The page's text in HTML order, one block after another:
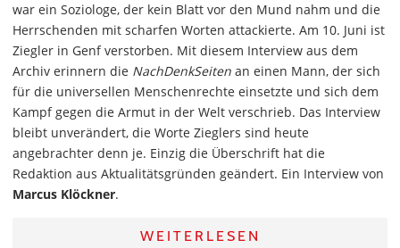
war ein Soziologe, der kein Blatt vor den Mund nahm und die
Herrschenden mit scharfen Worten attackierte. Am 10. Juni ist
Ziegler in Genf verstorben. Mit diesem Interview aus dem
Archiv erinnern die NachDenkSeiten an einen Mann, der sich
für die universellen Menschenrechte einsetzte und sich dem
Kampf gegen die Armut in der Welt verschrieb. Das Interview
bleibt unverändert, die Worte Zieglers sind heute
angebrachter denn je. Einzig die Überschrift hat die
Redaktion aus Aktualitätsgründen geändert. Ein Interview von
Marcus Klöckner.
WEITERLESEN